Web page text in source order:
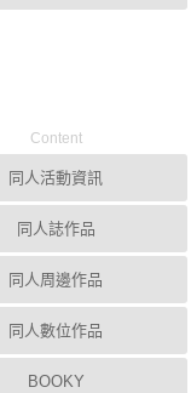
Content
同人活動資訊
同人誌作品
同人周邊作品
同人數位作品
BOOKY